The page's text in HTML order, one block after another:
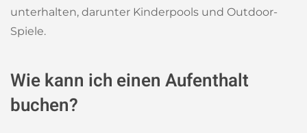
unterhalten, darunter Kinderpools und Outdoor-
Spiele.
Wie kann ich einen Aufenthalt
buchen?